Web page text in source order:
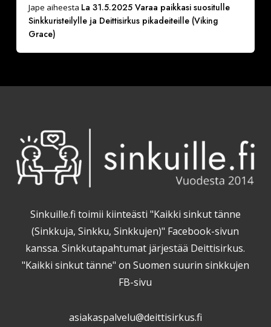
Jape aiheesta La 31.5.2025 Varaa paikkasi suositulle
Sinkkuristeilylle ja Deittisirkus pikadeiteille (Viking
Grace)
Sinkuille.fi toimii kiinteästi "Kaikki sinkut tänne
(Sinkkuja, Sinkku, Sinkkujen)" Facebook-sivun
kanssa. Sinkkutapahtumat järjestää Deittisirkus.
"Kaikki sinkut tänne" on Suomen suurin sinkkujen
FB-sivu
asiakaspalvelu@deittisirkus.fi